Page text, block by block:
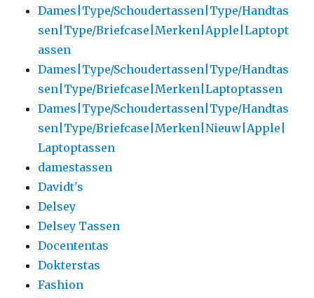
Dames|Type/Schoudertassen|Type/Handtas
sen|Type/Briefcase|Merken|Apple|Laptopt
assen
Dames|Type/Schoudertassen|Type/Handtas
sen|Type/Briefcase|Merken|Laptoptassen
Dames|Type/Schoudertassen|Type/Handtas
sen|Type/Briefcase|Merken|Nieuw|Apple|
Laptoptassen
damestassen
Davidt's
Delsey
Delsey Tassen
Docententas
Dokterstas
Fashion